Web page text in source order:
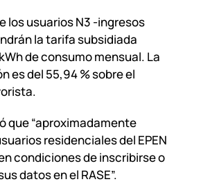
los usuarios N3 -ingresos
la tarifa subsidiada
de consumo mensual. La
es del 55,94 % sobre el
que “aproximadamente
residenciales del EPEN
condiciones de inscribirse o
datos en el RASE”.